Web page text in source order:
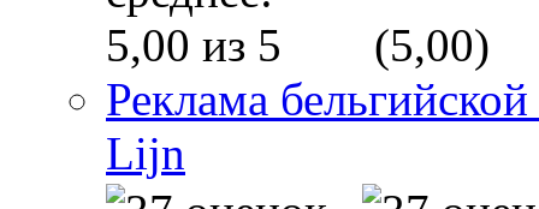
(5,00)
Реклама
Lijn